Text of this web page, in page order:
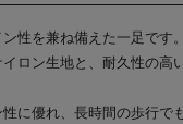
性を兼ね備えた一足です。
ロン生地と、耐久性の高
に優れ、長時間の歩行で